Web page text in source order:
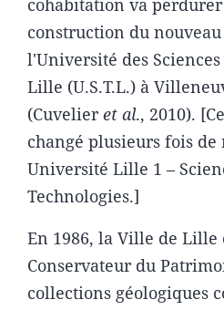
cohabitation va
construction du
l'Université des
Lille (U.S.T.L.) à
(Cuvelieret al., 2010).
changé plusieurs fois
Université Lille 1 –
Technologies.]
En 1986, la Ville de Lille
Conservateur du
collections géologiques